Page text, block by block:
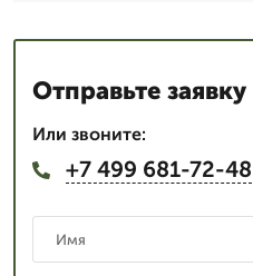
Отправьте заявку
Или звоните:
+7 499 681-72-48